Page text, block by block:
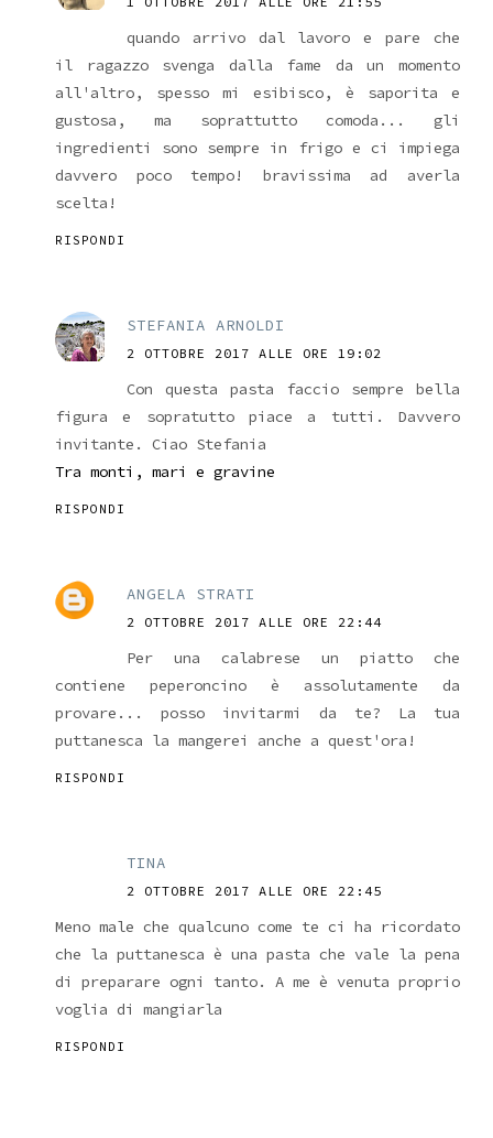
quando arrivo dal lavoro e pare che
il ragazzo svenga dalla fame da un momento
all'altro, spesso mi esibisco, è saporita e
gustosa, ma soprattutto comoda... gli
ingredienti sono sempre in frigo e ci impiega
davvero poco tempo! bravissima ad averla
scelta!
RISPONDI
STEFANIA ARNOLDI
2 OTTOBRE 2017 ALLE ORE 19:02
Con questa pasta faccio sempre bella
figura e sopratutto piace a tutti. Davvero
invitante. Ciao Stefania
Tra monti, mari e gravine
RISPONDI
ANGELA STRATI
2 OTTOBRE 2017 ALLE ORE 22:44
Per una calabrese un piatto che
contiene peperoncino è assolutamente da
provare... posso invitarmi da te? La tua
puttanesca la mangerei anche a quest'ora!
RISPONDI
TINA
2 OTTOBRE 2017 ALLE ORE 22:45
Meno male che qualcuno come te ci ha ricordato
che la puttanesca è una pasta che vale la pena
di preparare ogni tanto. A me è venuta proprio
voglia di mangiarla
RISPONDI